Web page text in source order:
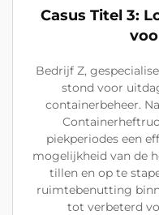
Casus Titel 3:
Bedrijf Z,
stond voor
containerbeheer.
piekperiodes een
mogelijkheid van de
tillen en op te
ruimtebenutting
tot verbeterd